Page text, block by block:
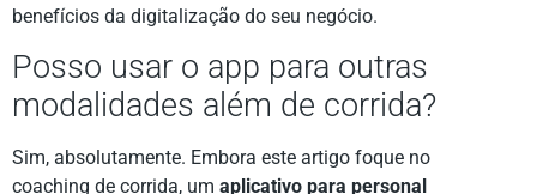
benefícios da digitalização do seu negócio.
Posso usar o app para outras
modalidades além de corrida?
Sim, absolutamente. Embora este artigo foque no
coaching de corrida, um aplicativo para personal